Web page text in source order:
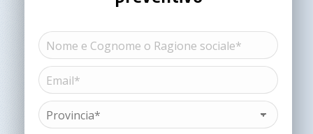
Nome
e
Cognome
o
Ragione
sociale*
(Obbligatorio)
Nome
Email*
(Obbligatorio)
Provincia*
(Obbligatorio)